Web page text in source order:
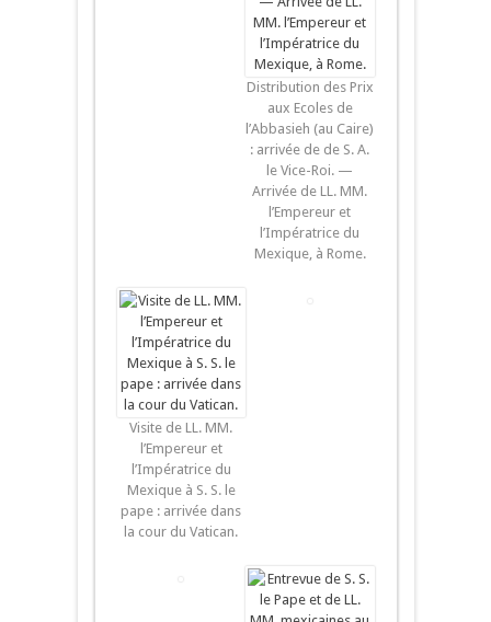
Distribution des Prix
aux Ecoles de
l’Abbasieh (au Caire)
: arrivée de de S. A.
le Vice-Roi. —
Arrivée de LL. MM.
l’Empereur et
l’Impératrice du
Mexique, à Rome.
Visite de LL. MM.
l’Empereur et
l’Impératrice du
Mexique à S. S. le
pape : arrivée dans
la cour du Vatican.